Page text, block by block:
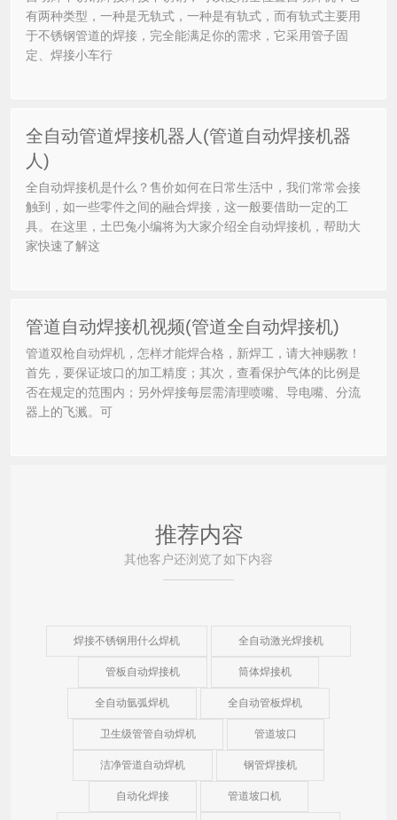
有两种类型，一种是无轨式，一种是有轨式，而有轨式主要用
于不锈钢管道的焊接，完全能满足你的需求，它采用管子固
定、焊接小车行
全自动管道焊接机器人(管道自动焊接机器
人)
全自动焊接机是什么？售价如何在日常生活中，我们常常会接
触到，如一些零件之间的融合焊接，这一般要借助一定的工
具。在这里，土巴兔小编将为大家介绍全自动焊接机，帮助大
家快速了解这
管道自动焊接机视频(管道全自动焊接机)
管道双枪自动焊机，怎样才能焊合格，新焊工，请大神赐教！
首先，要保证坡口的加工精度；其次，查看保护气体的比例是
否在规定的范围内；另外焊接每层需清理喷嘴、导电嘴、分流
器上的飞溅。可
推荐内容
其他客户还浏览了如下内容
焊接不锈钢用什么焊机 全自动激光焊接机
管板自动焊接机 筒体焊接机
全自动氩弧焊机 全自动管板焊机
卫生级管管自动焊机 管道坡口
洁净管道自动焊机 钢管焊接机
自动化焊接 管道坡口机